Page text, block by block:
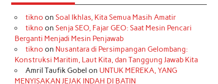
e
b
o
k
t
a
r
a
m
T
o
k
t
e
e
s
t
k
e
d
I
n
t
t
r
T
u
e
tikno on Soal Ikhlas, Kita Semua Masih Amatir
tikno on Senja SEO, Fajar GEO: Saat Mesin Pencari
Berganti Menjadi Mesin Penjawab
tikno on Nusantara di Persimpangan Gelombang:
Konstruksi Maritim, Laut Kita, dan Tanggung Jawab Kita
Amril Taufik Gobel on UNTUK MEREKA, YANG
MENYISAKAN JEJAK INDAH DI BATIN